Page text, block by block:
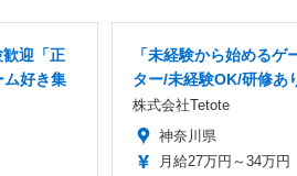
迎「正
ム好き集
「未経験から始める
ター/未経験OK/研修あ
株式会社Tetote
神奈川県
月給27万円～34万円